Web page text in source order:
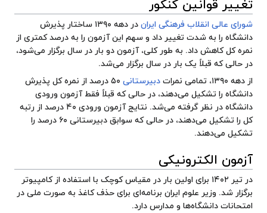
تغییر قوانین کنکور
شورای عالی انقلاب فرهنگی ایران
در دهه ۱۳۹۰ ساختار پذیرش
دانشگاه را به شدت تغییر داد و سهم این آزمون را به درصد کمتری از
نمره کل کاهش داد. به طور کلی، آزمون دو بار در سال برگزار می‌شود،
در حالی که قبلاً یک بار در سال برگزار می‌شد.
از دهه ۱۳۹۰، تمامی نمرات
دبیرستانی
۵۰ درصد از نمره کل پذیرش
دانشگاه را تشکیل می‌دهند، در حالی که قبلاً فقط آزمون ورودی
دانشگاه در نظر گرفته می‌شد. نتایج آزمون ورودی ۴۰ درصد از رتبه
کل را تشکیل می‌دهند، در حالی که سوابق دبیرستانی ۶۰ درصد را
تشکیل می‌دهند.
آزمون الکترونیکی
در تیر ۱۴۰۲ برای اولین بار در مقیاس کوچک با استفاده از کامپیوتر
برگزار شد. وزیر علوم ایران برنامه‌ای برای حذف کاغذ به صورت ملی در
امتحانات دانشگاه‌ها و مدارس دارد.